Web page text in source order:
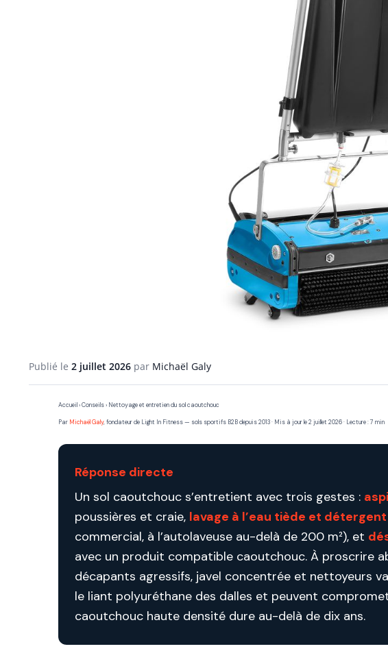
Publié le 2 juillet 2026 par Michaël Galy
Accueil › Conseils › Nettoyage et entretien du sol caoutchouc
Par Michaël Galy, fondateur de Light In Fitness — sols sportifs B2B depuis 2013 · Mis à jour le 2 juillet 2026 · Lecture : 7 min
Réponse directe
Un sol caoutchouc s’entretient avec trois gestes :
poussières et craie, lavage à l’eau tiède et
commercial, à l’autolaveuse au-delà de 200 m²), et
avec un produit compatible caoutchouc. À proscrire
décapants agressifs, javel concentrée et nettoyeurs
le liant polyuréthane des dalles et peuvent
caoutchouc haute densité dure au-delà de dix ans.